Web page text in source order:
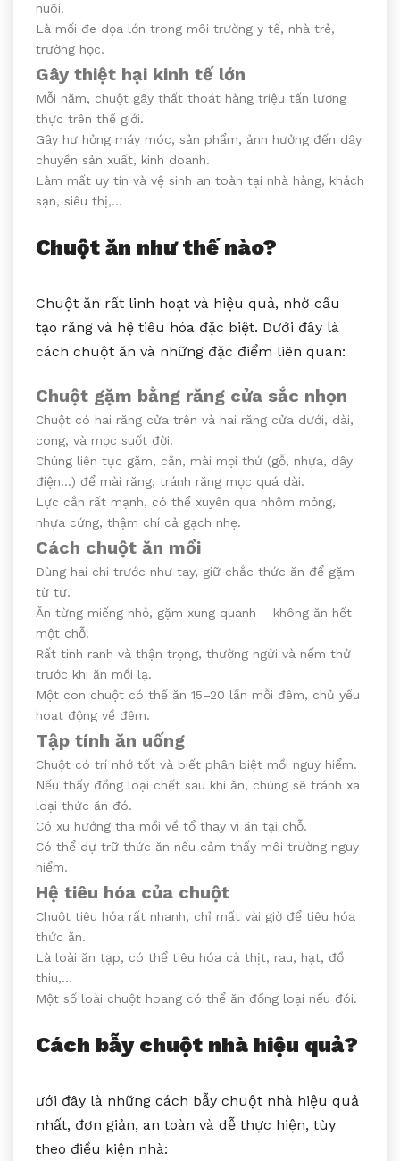
nuôi.
Là mối đe dọa lớn trong môi trường y tế, nhà trẻ,
trường học.
Gây thiệt hại kinh tế lớn
Mỗi năm, chuột gây thất thoát hàng triệu tấn lương
thực trên thế giới.
Gây hư hỏng máy móc, sản phẩm, ảnh hưởng đến dây
chuyền sản xuất, kinh doanh.
Làm mất uy tín và vệ sinh an toàn tại nhà hàng, khách
sạn, siêu thị,…
Chuột ăn như thế nào?
Chuột ăn rất linh hoạt và hiệu quả, nhờ cấu
tạo răng và hệ tiêu hóa đặc biệt. Dưới đây là
cách chuột ăn và những đặc điểm liên quan:
Chuột gặm bằng răng cửa sắc nhọn
Chuột có hai răng cửa trên và hai răng cửa dưới, dài,
cong, và mọc suốt đời.
Chúng liên tục gặm, cắn, mài mọi thứ (gỗ, nhựa, dây
điện…) để mài răng, tránh răng mọc quá dài.
Lực cắn rất mạnh, có thể xuyên qua nhôm mỏng,
nhựa cứng, thậm chí cả gạch nhẹ.
Cách chuột ăn mồi
Dùng hai chi trước như tay, giữ chắc thức ăn để gặm
từ từ.
Ăn từng miếng nhỏ, gặm xung quanh – không ăn hết
một chỗ.
Rất tinh ranh và thận trọng, thường ngửi và nếm thử
trước khi ăn mồi lạ.
Một con chuột có thể ăn 15–20 lần mỗi đêm, chủ yếu
hoạt động về đêm.
Tập tính ăn uống
Chuột có trí nhớ tốt và biết phân biệt mồi nguy hiểm.
Nếu thấy đồng loại chết sau khi ăn, chúng sẽ tránh xa
loại thức ăn đó.
Có xu hướng tha mồi về tổ thay vì ăn tại chỗ.
Có thể dự trữ thức ăn nếu cảm thấy môi trường nguy
hiểm.
Hệ tiêu hóa của chuột
Chuột tiêu hóa rất nhanh, chỉ mất vài giờ để tiêu hóa
thức ăn.
Là loài ăn tạp, có thể tiêu hóa cả thịt, rau, hạt, đồ
thiu,…
Một số loài chuột hoang có thể ăn đồng loại nếu đói.
Cách bẫy chuột nhà hiệu quả?
ưới đây là những cách bẫy chuột nhà hiệu quả
nhất, đơn giản, an toàn và dễ thực hiện, tùy
theo điều kiện nhà: